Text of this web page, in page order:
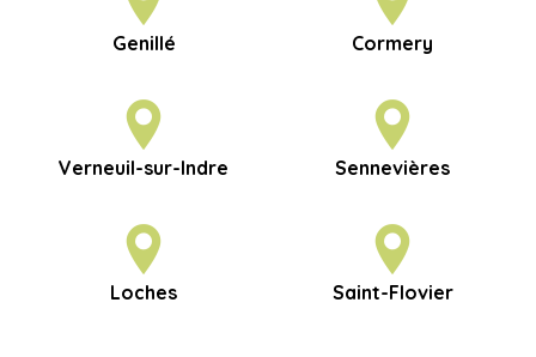
Genillé Cormery
Verneuil-sur-Indre Sennevières
Loches Saint-Flovier